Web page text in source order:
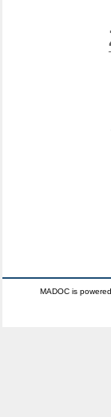
MADOC is